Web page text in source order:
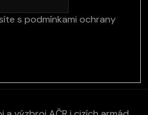
s podmínkami ochrany